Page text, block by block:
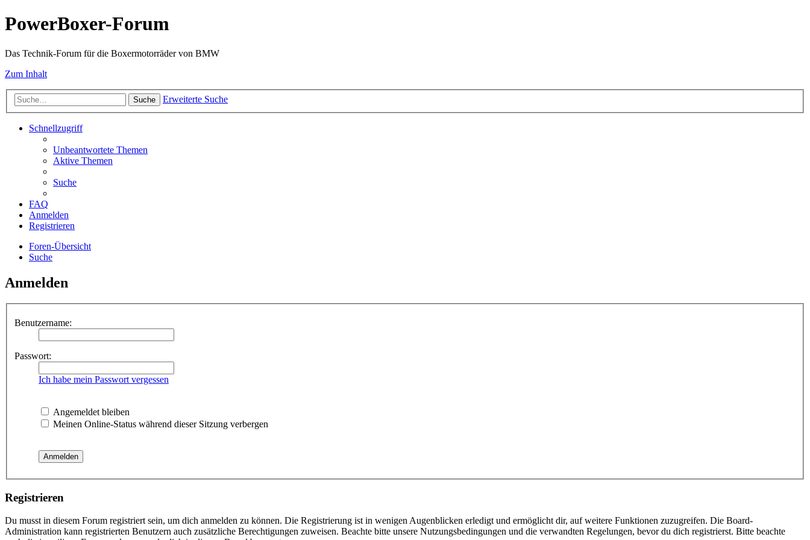
PowerBoxer-Forum
Das Technik-Forum für die Boxermotorräder von BMW
Zum Inhalt
Suche Erweiterte Suche
Schnellzugriff
Unbeantwortete Themen
Aktive Themen
Suche
FAQ
Anmelden
Registrieren
Foren-Übersicht
Suche
Anmelden
Benutzername:
Passwort:
Ich habe mein Passwort vergessen
Angemeldet bleiben
Meinen Online-Status während dieser Sitzung verbergen
Registrieren
Du musst in diesem Forum registriert sein, um dich anmelden zu können. Die Registrierung ist in wenigen Augenblicken erledigt und ermöglicht dir, auf weitere Funktionen zuzugreifen. Die Board-
Administration kann registrierten Benutzern auch zusätzliche Berechtigungen zuweisen. Beachte bitte unsere Nutzungsbedingungen und die verwandten Regelungen, bevor du dich registrierst. Bitte beachte